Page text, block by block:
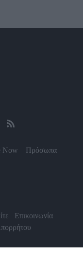
Now
Πρόσωπα
Επικοινωνία